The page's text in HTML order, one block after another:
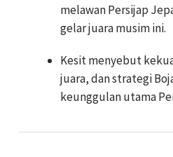
melawan Persijap
gelar juara musim ini.
Kesit menyebut
juara, dan strategi
keunggulan utama